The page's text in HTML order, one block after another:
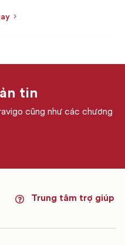
tin
cũng như các chương
Trung tâm trợ giúp